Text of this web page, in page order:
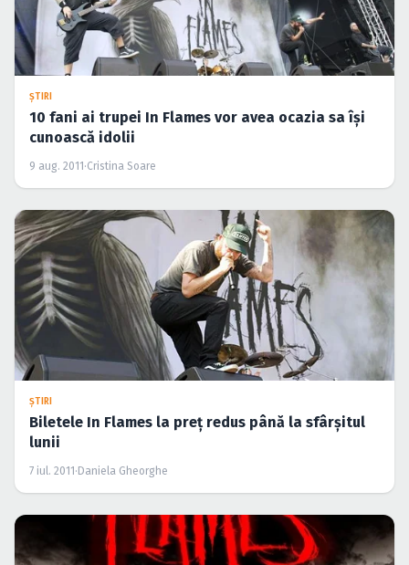
ŞTIRI
10 fani ai trupei In Flames vor avea ocazia sa îşi
cunoască idolii
9 aug. 2011·Cristina Soare
ŞTIRI
Biletele In Flames la preţ redus până la sfârşitul
lunii
7 iul. 2011·Daniela Gheorghe